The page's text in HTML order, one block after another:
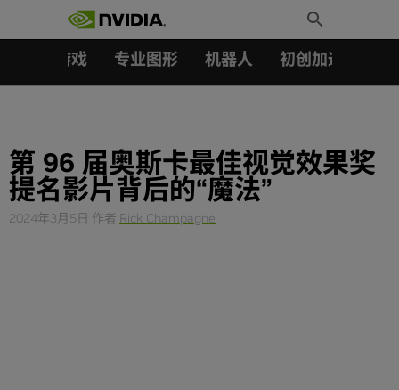
Toggle
Search
游戏 专业图形 机器人 初创加速会员成
第 96 届奥斯卡最佳视觉效果奖
提名影片背后的“魔法”
2024年3月5日 作者 Rick Champagne